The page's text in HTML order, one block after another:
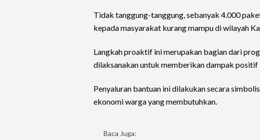
Tidak tanggung-tanggung, sebanyak 4.000
kepada masyarakat kurang mampu di wilayah
Langkah proaktif ini merupakan bagian dari
dilaksanakan untuk memberikan dampak
Penyaluran bantuan ini dilakukan secara
ekonomi warga yang membutuhkan.
Baca Juga: